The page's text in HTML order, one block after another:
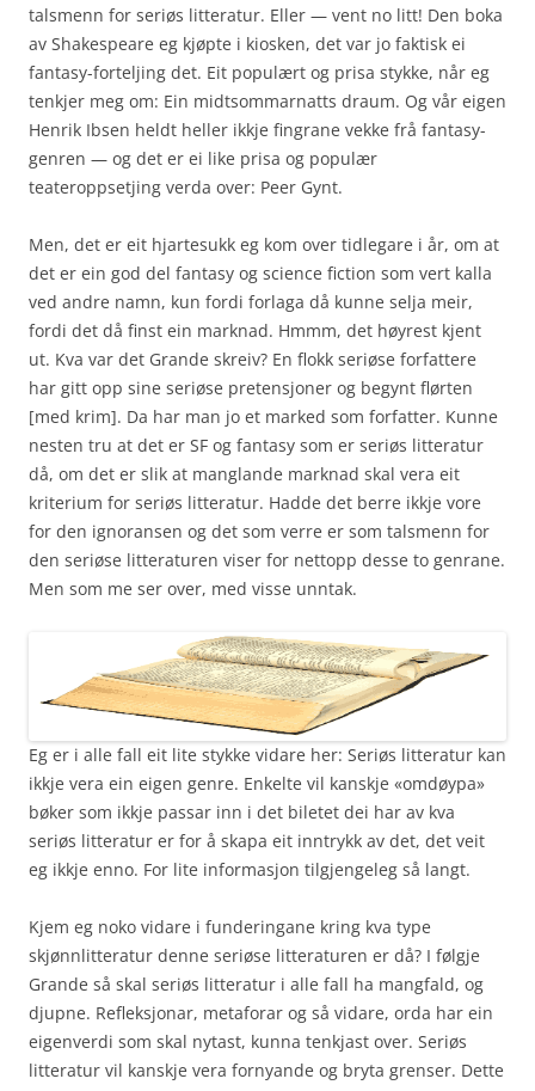
talsmenn for seriøs litteratur. Eller — vent no litt! Den boka
av Shakespeare eg kjøpte i kiosken, det var jo faktisk ei
fantasy-forteljing det. Eit populært og prisa stykke, når eg
tenkjer meg om: Ein midtsommarnatts draum. Og vår eigen
Henrik Ibsen heldt heller ikkje fingrane vekke frå fantasy-
genren — og det er ei like prisa og populær
teateroppsetjing verda over: Peer Gynt.
Men, det er eit hjartesukk eg kom over tidlegare i år, om at
det er ein god del fantasy og science fiction som vert kalla
ved andre namn, kun fordi forlaga då kunne selja meir,
fordi det då finst ein marknad. Hmmm, det høyrest kjent
ut. Kva var det Grande skreiv? En flokk seriøse forfattere
har gitt opp sine seriøse pretensjoner og begynt flørten
[med krim]. Da har man jo et marked som forfatter. Kunne
nesten tru at det er SF og fantasy som er seriøs litteratur
då, om det er slik at manglande marknad skal vera eit
kriterium for seriøs litteratur. Hadde det berre ikkje vore
for den ignoransen og det som verre er som talsmenn for
den seriøse litteraturen viser for nettopp desse to genrane.
Men som me ser over, med visse unntak.
Eg er i alle fall eit lite stykke vidare her: Seriøs litteratur kan
ikkje vera ein eigen genre. Enkelte vil kanskje «omdøypa»
bøker som ikkje passar inn i det biletet dei har av kva
seriøs litteratur er for å skapa eit inntrykk av det, det veit
eg ikkje enno. For lite informasjon tilgjengeleg så langt.
Kjem eg noko vidare i funderingane kring kva type
skjønnlitteratur denne seriøse litteraturen er då? I følgje
Grande så skal seriøs litteratur i alle fall ha mangfald, og
djupne. Refleksjonar, metaforar og så vidare, orda har ein
eigenverdi som skal nytast, kunna tenkjast over. Seriøs
litteratur vil kanskje vera fornyande og bryta grenser. Dette